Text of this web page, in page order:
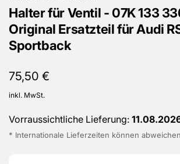
Halter für Ventil - 07K 133
Original Ersatzteil für Audi
Sportback
Normaler
Preis
75,50 €
inkl. MwSt.
Vorraussichtliche Lieferung:
* Internationale Lieferzeiten können